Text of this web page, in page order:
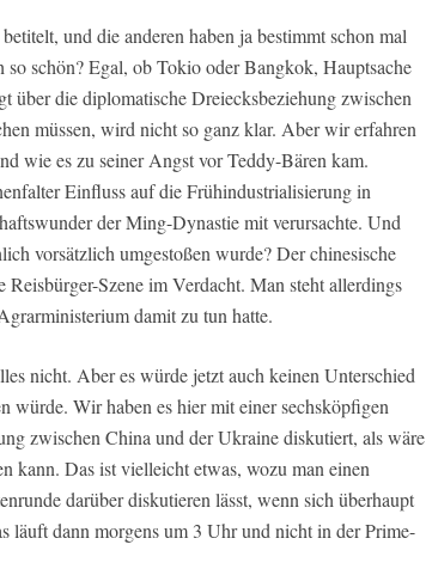
und die anderen haben ja bestimmt schon mal
so schön? Egal, ob Tokio oder Bangkok, Hauptsache
über die diplomatische Dreiecksbeziehung zwischen
müssen, wird nicht so ganz klar. Aber wir erfahren
wie es zu seiner Angst vor Teddy-Bären kam.
Einfluss auf die Frühindustrialisierung in
der Ming-Dynastie mit verursachte. Und
vorsätzlich umgestoßen wurde? Der chinesische
Reisbürger-Szene im Verdacht. Man steht allerdings
damit zu tun hatte.
nicht. Aber es würde jetzt auch keinen Unterschied
würde. Wir haben es hier mit einer sechsköpfigen
zwischen China und der Ukraine diskutiert, als wäre
kann. Das ist vielleicht etwas, wozu man einen
darüber diskutieren lässt, wenn sich überhaupt
läuft dann morgens um 3 Uhr und nicht in der Prime-